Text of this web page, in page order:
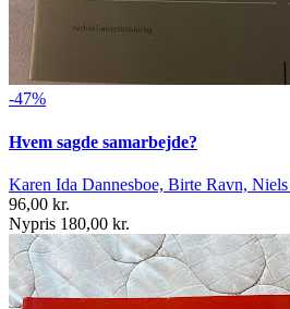
-47%
Hvem sagde samarbejde?
Karen Ida Dannesboe, Birte Ravn,
96,00 kr.
Nypris 180,00 kr.